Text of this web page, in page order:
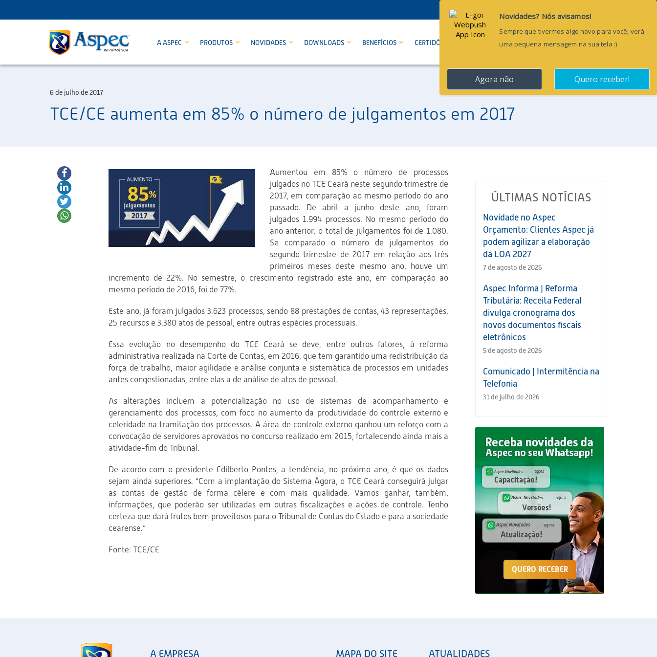
A ASPEC PRODUTOS NOVIDADES DOWNLOADS BENEFÍCIOS CERTIDÕES CONTATO Pesquisar...
6 de julho de 2017
TCE/CE aumenta em 85% o número de julgamentos em 2017
Aumentou em 85% o número de processos
julgados no TCE Ceará neste segundo trimestre de
2017, em comparação ao mesmo período do ano
passado. De abril a junho deste ano, foram
julgados 1.994 processos. No mesmo período do
ano anterior, o total de julgamentos foi de 1.080.
Se comparado o número de julgamentos do
segundo trimestre de 2017 em relação aos três
primeiros meses deste mesmo ano, houve um
incremento de 22%. No semestre, o crescimento registrado este ano, em comparação ao
mesmo período de 2016, foi de 77%.
Este ano, já foram julgados 3.623 processos, sendo 88 prestações de contas, 43 representações,
25 recursos e 3.380 atos de pessoal, entre outras espécies processuais.
Essa evolução no desempenho do TCE Ceará se deve, entre outros fatores, à reforma
administrativa realizada na Corte de Contas, em 2016, que tem garantido uma redistribuição da
força de trabalho, maior agilidade e análise conjunta e sistemática de processos em unidades
antes congestionadas, entre elas a de análise de atos de pessoal.
As alterações incluem a potencialização no uso de sistemas de acompanhamento e
gerenciamento dos processos, com foco no aumento da produtividade do controle externo e
celeridade na tramitação dos processos. A área de controle externo ganhou um reforço com a
convocação de servidores aprovados no concurso realizado em 2015, fortalecendo ainda mais a
atividade-fim do Tribunal.
De acordo com o presidente Edilberto Pontes, a tendência, no próximo ano, é que os dados
sejam ainda superiores. “Com a implantação do Sistema Ágora, o TCE Ceará conseguirá julgar
as contas de gestão de forma célere e com mais qualidade. Vamos ganhar, também,
informações, que poderão ser utilizadas em outras fiscalizações e ações de controle. Tenho
certeza que dará frutos bem proveitosos para o Tribunal de Contas do Estado e para a sociedade
cearense.”
Fonte: TCE/CE
ÚLTIMAS NOTÍCIAS
Novidade no Aspec
Orçamento: Clientes Aspec já
podem agilizar a elaboração
da LOA 2027
7 de agosto de 2026
Aspec Informa | Reforma
Tributária: Receita Federal
divulga cronograma dos
novos documentos fiscais
eletrônicos
5 de agosto de 2026
Comunicado | Intermitência na
Telefonia
31 de julho de 2026
QUERO RECEBER
A EMPRESA MAPA DO SITE ATUALIDADES